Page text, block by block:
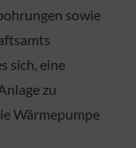
sowie
sich, eine
zu
Wärmepumpe